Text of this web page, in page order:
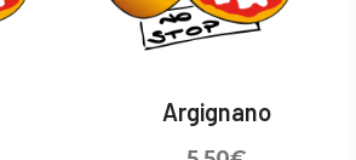
Argignano